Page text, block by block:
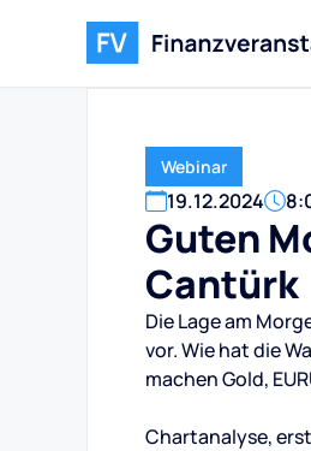
Webinar
19.12.2024
Guten
Cantürk
Die Lage am
vor. Wie hat die
machen Gold,
Chartanalyse,